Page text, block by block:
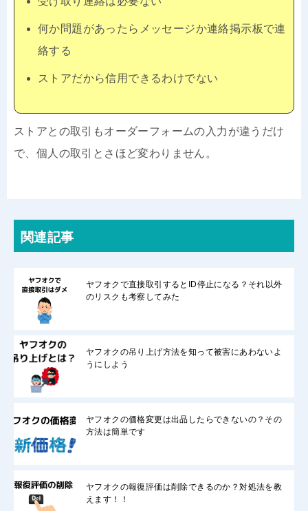
何か問題があったらメッセージか連絡掲示板で連
絡する
ストアだから信用できるわけでない
ストアとの取引もオーダーフォームの入力が違うだけ
で、個人の取引とさほど変わりません。
関連記事
ヤフオクで直接取引するとID停止になる？それ以外
のリスクも考察してみた
ヤフオクの吊り上げ方法を知って被害にあわないよ
うにしよう
ヤフオクの価格変更は出品したらできないの？その
方法は簡単です
ヤフオクの報復評価は削除できるのか？対処法を教
えます！！